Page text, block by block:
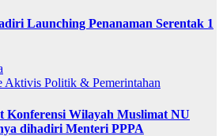
Launching Penanaman Serentak 1
Aktivis Politik & Pemerintahan
Konferensi Wilayah Muslimat NU
dihadiri Menteri PPPA